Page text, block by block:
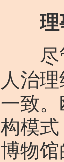
理
尽管
人治
一致
构模
博物